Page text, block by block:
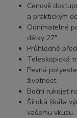
Cenově
a praktickým
Odnímatelné
délky 27".
Průhledné
Teleskopická
Pevná
životnost.
Boční rukojeť
Široká škála
vašemu vkusu.